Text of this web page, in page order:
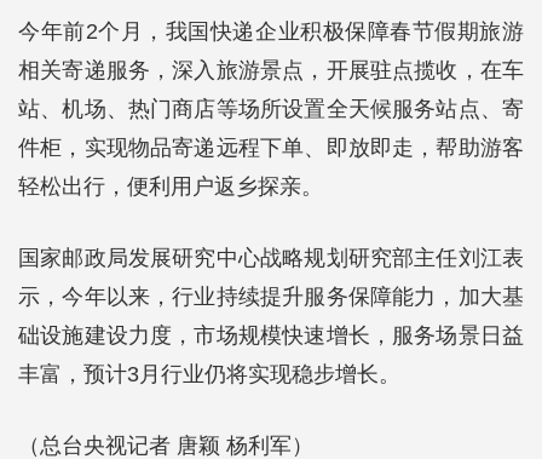
今年前2个月，我国快递企业积极保障春节假期旅游
相关寄递服务，深入旅游景点，开展驻点揽收，在车
站、机场、热门商店等场所设置全天候服务站点、寄
件柜，实现物品寄递远程下单、即放即走，帮助游客
轻松出行，便利用户返乡探亲。
国家邮政局发展研究中心战略规划研究部主任刘江表
示，今年以来，行业持续提升服务保障能力，加大基
础设施建设力度，市场规模快速增长，服务场景日益
丰富，预计3月行业仍将实现稳步增长。
（总台央视记者 唐颖 杨利军）